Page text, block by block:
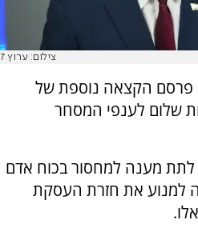
צילום: ערוץ 7
פרסם הקצאה נוספת של
שלום לענפי המסחר
מענה למחסור בכוח אדם
למנוע את חזרת העסקת